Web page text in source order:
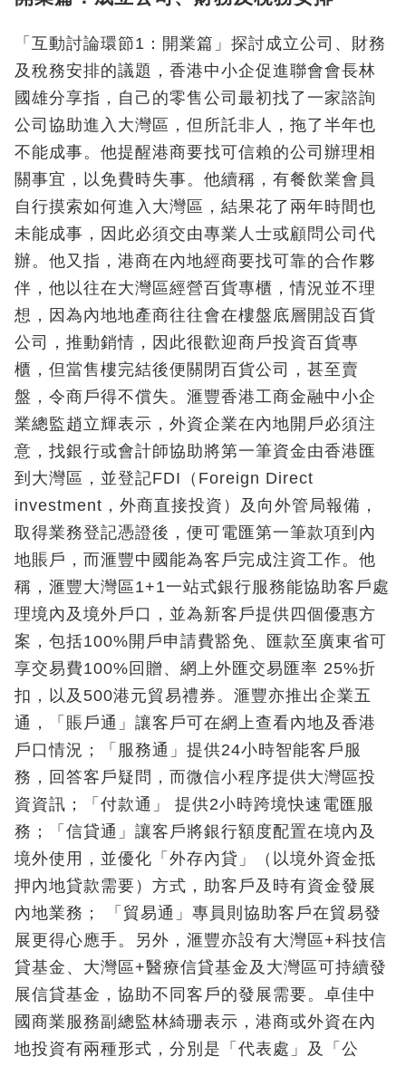
「互動討論環節1：開業篇」探討成立公司、財務
及稅務安排的議題，香港中小企促進聯會會長林
國雄分享指，自己的零售公司最初找了一家諮詢
公司協助進入大灣區，但所託非人，拖了半年也
不能成事。他提醒港商要找可信賴的公司辦理相
關事宜，以免費時失事。他續稱，有餐飲業會員
自行摸索如何進入大灣區，結果花了兩年時間也
未能成事，因此必須交由專業人士或顧問公司代
辦。他又指，港商在內地經商要找可靠的合作夥
伴，他以往在大灣區經營百貨專櫃，情況並不理
想，因為內地地產商往往會在樓盤底層開設百貨
公司，推動銷情，因此很歡迎商戶投資百貨專
櫃，但當售樓完結後便關閉百貨公司，甚至賣
盤，令商戶得不償失。滙豐香港工商金融中小企
業總監趙立輝表示，外資企業在內地開戶必須注
意，找銀行或會計師協助將第一筆資金由香港匯
到大灣區，並登記FDI（Foreign Direct
investment，外商直接投資）及向外管局報備，
取得業務登記憑證後，便可電匯第一筆款項到內
地賬戶，而滙豐中國能為客戶完成注資工作。他
稱，滙豐大灣區1+1一站式銀行服務能協助客戶處
理境內及境外戶口，並為新客戶提供四個優惠方
案，包括100%開戶申請費豁免、匯款至廣東省可
享交易費100%回贈、網上外匯交易匯率 25%折
扣，以及500港元貿易禮券。滙豐亦推出企業五
通，「賬戶通」讓客戶可在網上查看內地及香港
戶口情況；「服務通」提供24小時智能客戶服
務，回答客戶疑問，而微信小程序提供大灣區投
資資訊；「付款通」 提供2小時跨境快速電匯服
務；「信貸通」讓客戶將銀行額度配置在境內及
境外使用，並優化「外存內貸」（以境外資金抵
押內地貸款需要）方式，助客戶及時有資金發展
內地業務； 「貿易通」專員則協助客戶在貿易發
展更得心應手。另外，滙豐亦設有大灣區+科技信
貸基金、大灣區+醫療信貸基金及大灣區可持續發
展信貸基金，協助不同客戶的發展需要。卓佳中
國商業服務副總監林綺珊表示，港商或外資在內
地投資有兩種形式，分別是「代表處」及「公